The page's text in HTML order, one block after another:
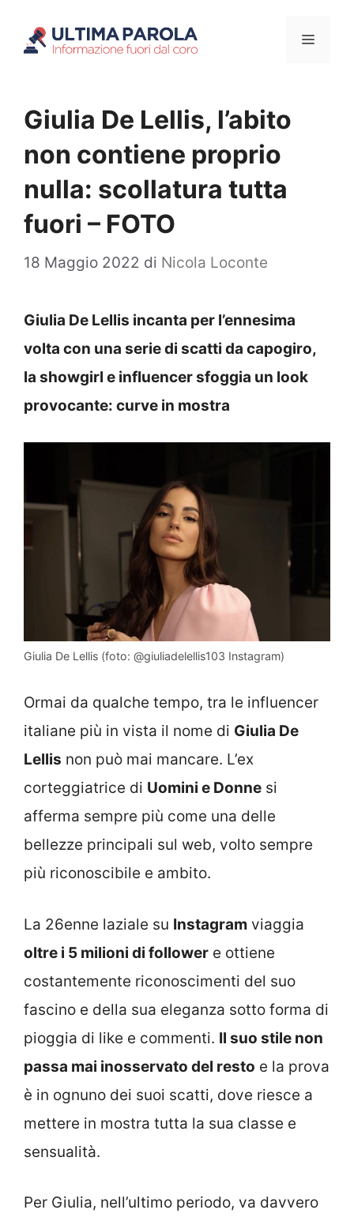
Menu
Giulia De Lellis, l’abito
non contiene proprio
nulla: scollatura tutta
fuori – FOTO
18 Maggio 2022 di Nicola Loconte
Giulia De Lellis incanta per l’ennesima
volta con una serie di scatti da capogiro,
la showgirl e influencer sfoggia un look
provocante: curve in mostra
Giulia De Lellis (foto: @giuliadelellis103 Instagram)
Ormai da qualche tempo, tra le influencer
italiane più in vista il nome di Giulia De
Lellis non può mai mancare. L’ex
corteggiatrice di Uomini e Donne si
afferma sempre più come una delle
bellezze principali sul web, volto sempre
più riconoscibile e ambito.
La 26enne laziale su Instagram viaggia
oltre i 5 milioni di follower e ottiene
costantemente riconoscimenti del suo
fascino e della sua eleganza sotto forma di
pioggia di like e commenti. Il suo stile non
passa mai inosservato del resto e la prova
è in ognuno dei suoi scatti, dove riesce a
mettere in mostra tutta la sua classe e
sensualità.
Per Giulia, nell’ultimo periodo, va davvero